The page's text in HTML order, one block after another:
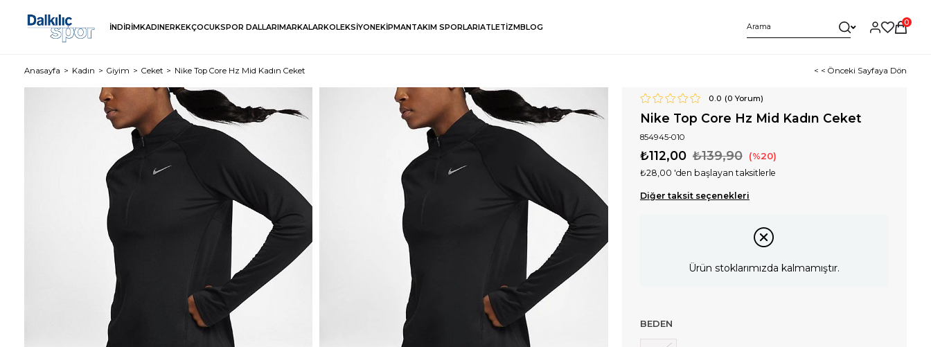
İNDİRİMKADINERKEKÇOCUKSPOR DALLARIMARKALARKOLEKSİYONEKİPMANTAKIM SPORLARIATLETİZMBLOG
0
Anasayfa Kadın Giyim Ceket Nike Top Core Hz Mid Kadın Ceket < < Önceki Sayfaya Dön
0.0 (0 Yorum)
Nike Top Core Hz Mid Kadın Ceket
854945-010
₺139,90
₺112,00 20
₺28,00 'den başlayan taksitlerle
Diğer taksit seçenekleri
Ürün stoklarımızda kalmamıştır.
BEDEN